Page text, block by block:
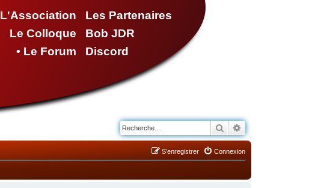
L'Association
Le Colloque
• Le Forum
Les Partenaires
Bob JDR
Discord
Rechercher
Connexion
S’enregistrer